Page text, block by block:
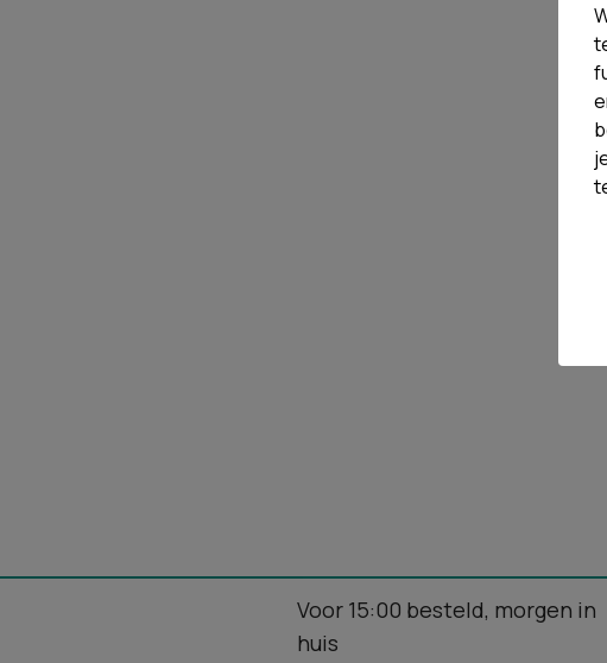
Voor 15:00 besteld, morgen in
huis